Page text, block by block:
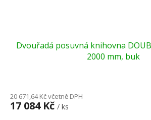
Dvouřadá posuvná knihovna
2000 mm, buk
20 671,64 Kč včetně DPH
17 084 Kč / ks